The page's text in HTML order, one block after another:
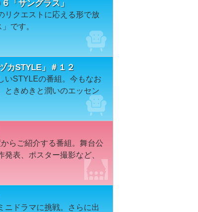
「サングラス」
リクエストに応える形で放
です。
カSTYLE」＃１２
いSTYLEの番組。今もなお
ときめきと潤いのエッセン
らご紹介する番組。舞台公
表、ポスター撮影など、
ニドラマに挑戦。さらに出